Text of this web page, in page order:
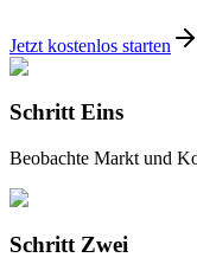
Jetzt kostenlos starten
Schritt Eins
Beobachte Markt und
Schritt Zwei